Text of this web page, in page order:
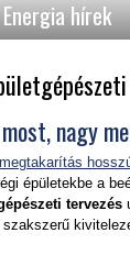
Energia hírek
nagy
épületekbe a
tervezés